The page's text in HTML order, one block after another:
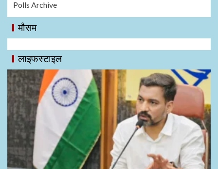
Polls Archive
मौसम
लाइफस्टाइल